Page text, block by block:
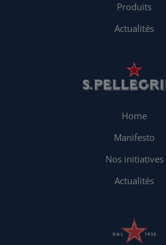
Produits
Actualités
Home
Manifesto
Nos initiatives
Actualités